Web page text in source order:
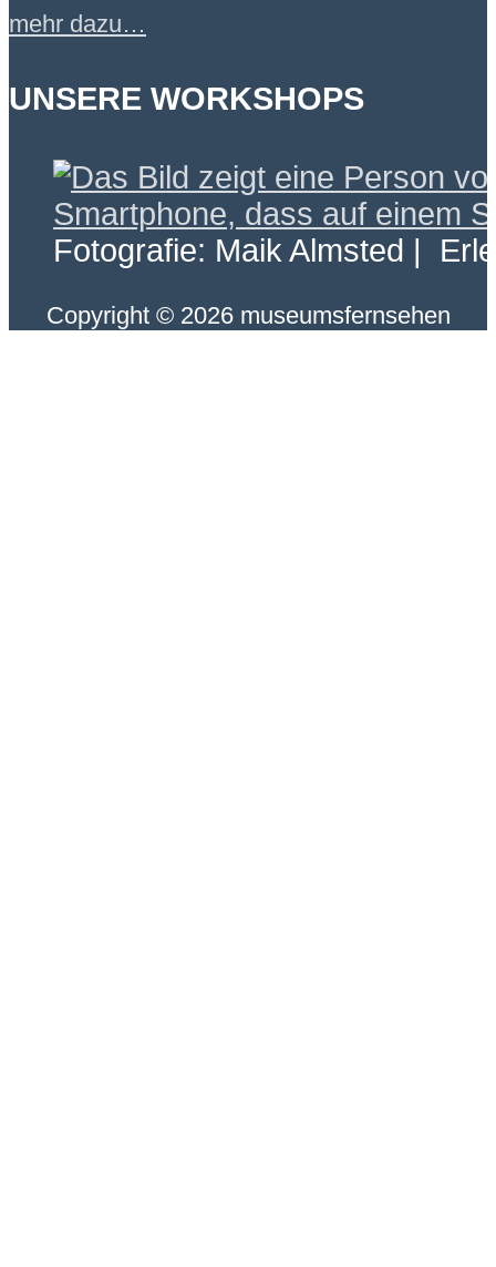
mehr dazu…
UNSERE WORKSHOPS
Fotografie: Maik Almsted |
Copyright © 2026 museumsfernsehen